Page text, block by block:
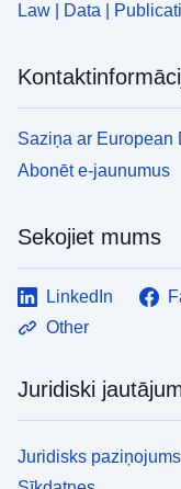
Law | Data |
Saziņa ar European
Abonēt e-jaunumus
Sekojiet mums
LinkedIn
Other
Juridiski
Juridisks paziņojums